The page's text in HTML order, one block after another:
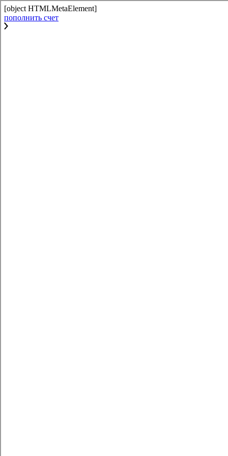
[object HTMLMetaElement]
пополнить счет